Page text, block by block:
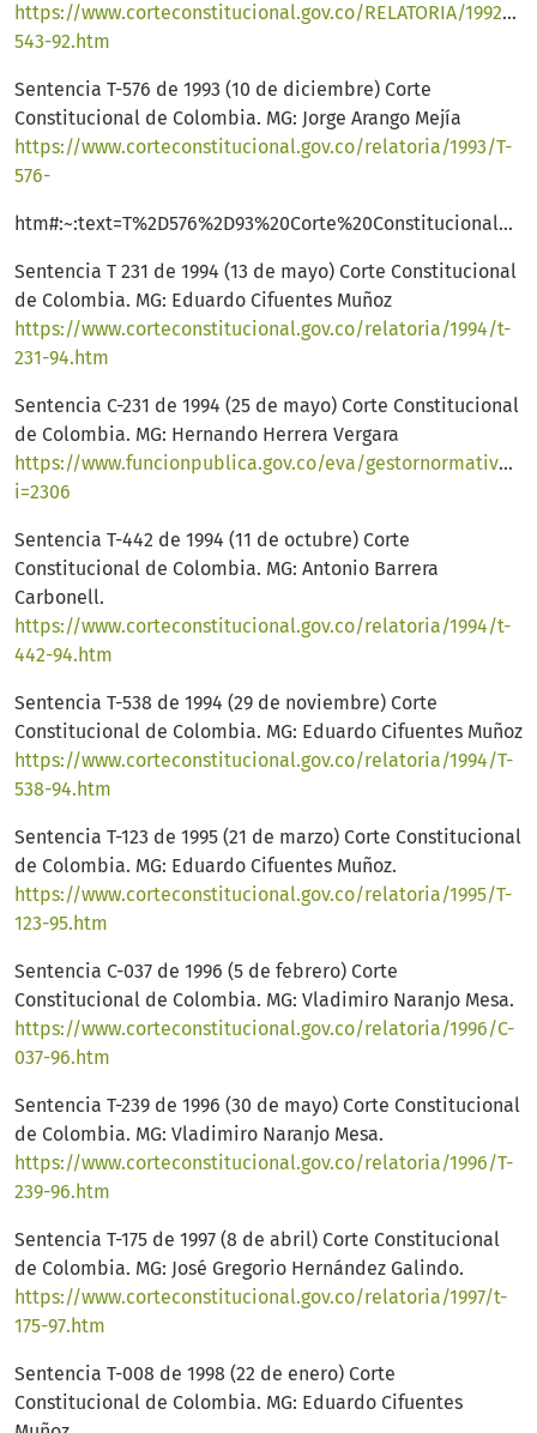
https://www.corteconstitucional.gov.co/RELATORIA/1992/C-
543-92.htm
Sentencia T-576 de 1993 (10 de diciembre) Corte
Constitucional de Colombia. MG: Jorge Arango Mejía
https://www.corteconstitucional.gov.co/relatoria/1993/T-
576-
htm#:~:text=T%2D576%2D93%20Corte%20Constitucional%20de%20Colombia&text=La%20v%C3%ADa%20de%20hecho%20es,las%20relativas%20a%20las%20pruebas.
Sentencia T 231 de 1994 (13 de mayo) Corte Constitucional
de Colombia. MG: Eduardo Cifuentes Muñoz
https://www.corteconstitucional.gov.co/relatoria/1994/t-
231-94.htm
Sentencia C-231 de 1994 (25 de mayo) Corte Constitucional
de Colombia. MG: Hernando Herrera Vergara
https://www.funcionpublica.gov.co/eva/gestornormativo/
i=2306
Sentencia T-442 de 1994 (11 de octubre) Corte
Constitucional de Colombia. MG: Antonio Barrera
Carbonell.
https://www.corteconstitucional.gov.co/relatoria/1994/t-
442-94.htm
Sentencia T-538 de 1994 (29 de noviembre) Corte
Constitucional de Colombia. MG: Eduardo Cifuentes Muñoz
https://www.corteconstitucional.gov.co/relatoria/1994/T-
538-94.htm
Sentencia T-123 de 1995 (21 de marzo) Corte Constitucional
de Colombia. MG: Eduardo Cifuentes Muñoz.
https://www.corteconstitucional.gov.co/relatoria/1995/T-
123-95.htm
Sentencia C-037 de 1996 (5 de febrero) Corte
Constitucional de Colombia. MG: Vladimiro Naranjo Mesa.
https://www.corteconstitucional.gov.co/relatoria/1996/C-
037-96.htm
Sentencia T-239 de 1996 (30 de mayo) Corte Constitucional
de Colombia. MG: Vladimiro Naranjo Mesa.
https://www.corteconstitucional.gov.co/relatoria/1996/T-
239-96.htm
Sentencia T-175 de 1997 (8 de abril) Corte Constitucional
de Colombia. MG: José Gregorio Hernández Galindo.
https://www.corteconstitucional.gov.co/relatoria/1997/t-
175-97.htm
Sentencia T-008 de 1998 (22 de enero) Corte
Constitucional de Colombia. MG: Eduardo Cifuentes